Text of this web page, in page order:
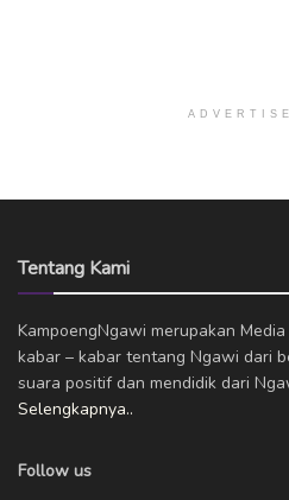
Tentang Kami
KampoengNgawi merupakan
kabar – kabar tentang Ngawi dari
suara positif dan mendidik dari
Selengkapnya..
Follow us